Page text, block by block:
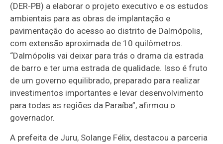
(DER-PB) a elaborar o projeto executivo e os estudos
ambientais para as obras de implantação e
pavimentação do acesso ao distrito de Dalmópolis,
com extensão aproximada de 10 quilômetros.
“Dalmópolis vai deixar para trás o drama da estrada
de barro e ter uma estrada de qualidade. Isso é fruto
de um governo equilibrado, preparado para realizar
investimentos importantes e levar desenvolvimento
para todas as regiões da Paraíba”, afirmou o
governador.
A prefeita de Juru, Solange Félix, destacou a parceria